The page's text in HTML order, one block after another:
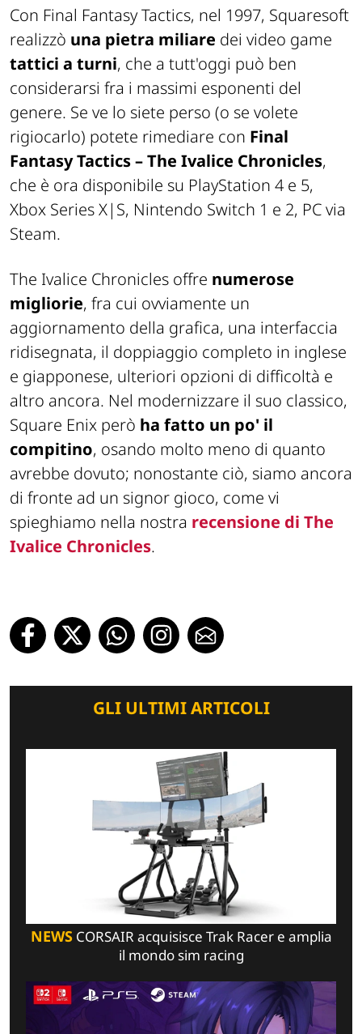
Con Final Fantasy Tactics, nel 1997, Squaresoft
realizzò una pietra miliare dei video game
tattici a turni, che a tutt'oggi può ben
considerarsi fra i massimi esponenti del
genere. Se ve lo siete perso (o se volete
rigiocarlo) potete rimediare con Final
Fantasy Tactics – The Ivalice Chronicles,
che è ora disponibile su PlayStation 4 e 5,
Xbox Series X|S, Nintendo Switch 1 e 2, PC via
Steam.
The Ivalice Chronicles offre numerose
migliorie, fra cui ovviamente un
aggiornamento della grafica, una interfaccia
ridisegnata, il doppiaggio completo in inglese
e giapponese, ulteriori opzioni di difficoltà e
altro ancora. Nel modernizzare il suo classico,
Square Enix però ha fatto un po' il
compitino, osando molto meno di quanto
avrebbe dovuto; nonostante ciò, siamo ancora
di fronte ad un signor gioco, come vi
spieghiamo nella nostra recensione di The
Ivalice Chronicles.
GLI ULTIMI ARTICOLI
NEWSCORSAIR acquisisce Trak Racer e amplia
il mondo sim racing